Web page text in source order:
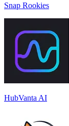
Snap Rookies
HubVanta AI